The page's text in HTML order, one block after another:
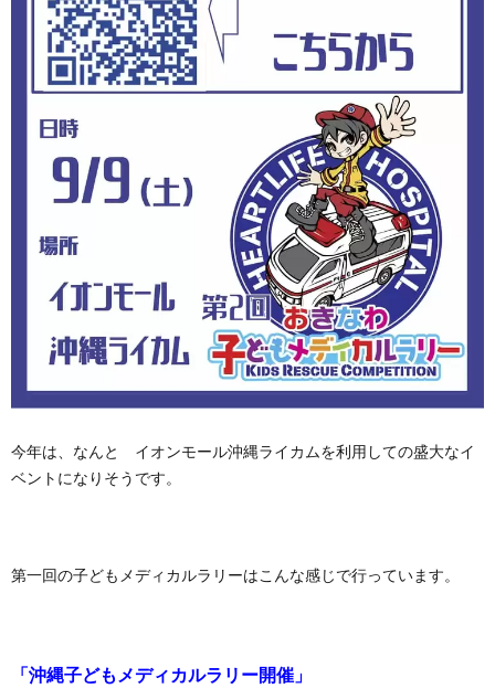
今年は、なんと イオンモール沖縄ライカムを利用しての盛大なイ
ベントになりそうです。
第一回の子どもメディカルラリーはこんな感じで行っています。
「沖縄子どもメディカルラリー開催」